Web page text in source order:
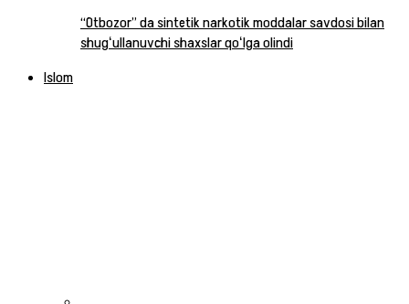
“Otbozor” da sintetik narkotik moddalar savdosi bilan
shugʻullanuvchi shaxslar qoʻlga olindi
Islom